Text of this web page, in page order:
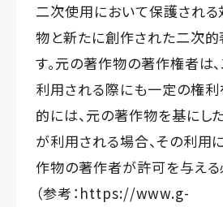
二次使用において保護される
物と新たに創作された二次
す。元の著作物の著作権者は
利用される際にも一定の権利
的には、元の著作物を基にし
が利用される場合、その利用
作物の著作者が許可を与える
（参考： https://www.g-